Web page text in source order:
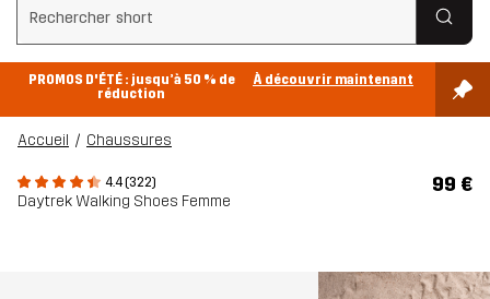
Effacer la recherche
PROMOS D'ÉTÉ : jusqu’à 50 % de
réduction
À découvrir maintenant
Accueil Chaussures
4.4 (322)
Daytrek Walking Shoes Femme
99 €